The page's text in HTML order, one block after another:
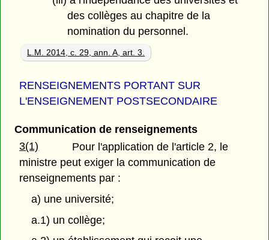
des collèges au chapitre de la
nomination du personnel.
L.M. 2014, c. 29, ann. A, art. 3.
RENSEIGNEMENTS PORTANT SUR
L'ENSEIGNEMENT POSTSECONDAIRE
Communication de renseignements
3(1)
Pour l'application de l'article 2, le
ministre peut exiger la communication de
renseignements par :
a) une université;
a.1) un collège;